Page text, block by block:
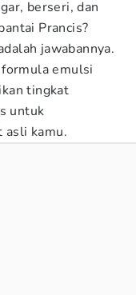
berseri, dan
Prancis?
jawabannya.
emulsi
tingkat
untuk
asli kamu.